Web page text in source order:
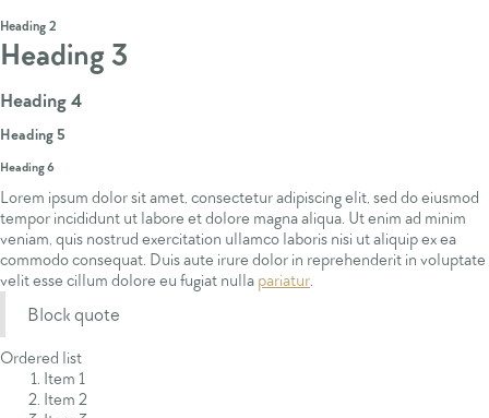
Heading 2
Heading 3
Heading 4
Heading 5
Heading 6
Lorem ipsum dolor sit amet, consectetur adipiscing elit, sed do eiusmod
tempor incididunt ut labore et dolore magna aliqua. Ut enim ad minim
veniam, quis nostrud exercitation ullamco laboris nisi ut aliquip ex ea
commodo consequat. Duis aute irure dolor in reprehenderit in voluptate
velit esse cillum dolore eu fugiat nulla pariatur.
Block quote
Ordered list
Item 1
Item 2